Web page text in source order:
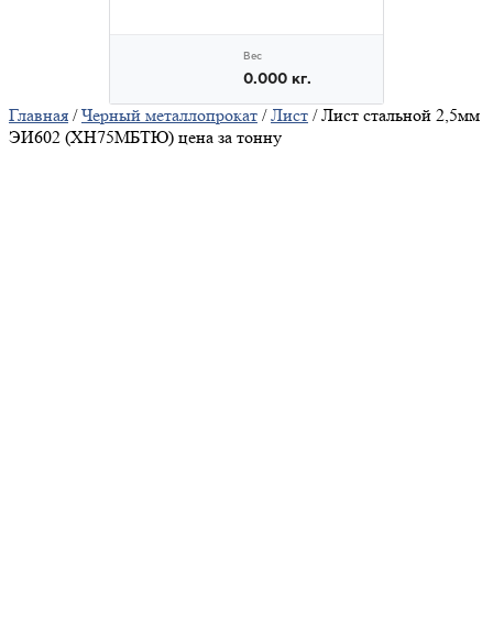
Главная /Черный металлопрокат /Лист / Лист стальной 2,5мм
ЭИ602 (ХН75МБТЮ) цена за тонну